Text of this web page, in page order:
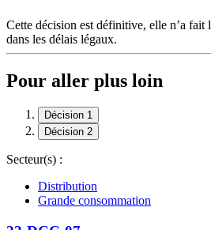
Cette décision est définitive, elle n’a fait
dans les délais légaux.
Pour aller plus loin
Décision 1
Décision 2
Secteur(s) :
Distribution
Grande consommation